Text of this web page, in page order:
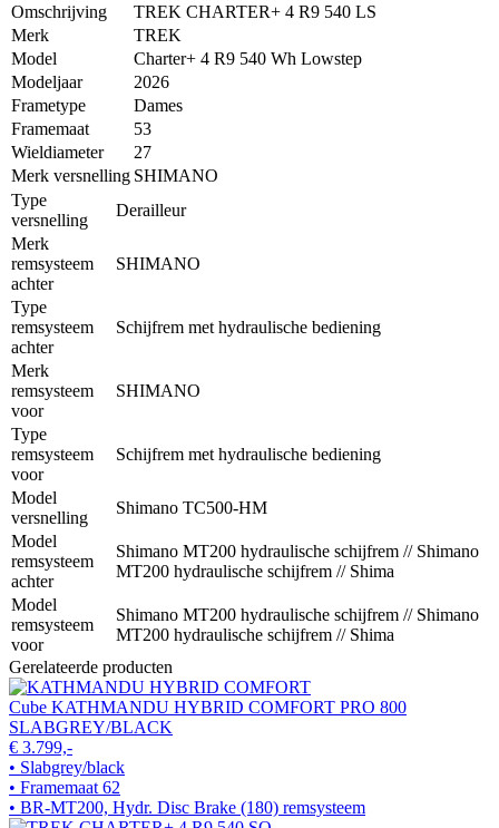
Omschrijving
TREK CHARTER+ 4 R9 540 LS
Merk
TREK
Model
Charter+ 4 R9 540 Wh Lowstep
Modeljaar
2026
Frametype
Dames
Framemaat
53
Wieldiameter
27
Merk versnelling SHIMANO
Type
versnelling
Derailleur
Merk
remsysteem
achter
SHIMANO
Type
remsysteem
achter
Schijfrem met hydraulische bediening
Merk
remsysteem
voor
SHIMANO
Type
remsysteem
voor
Schijfrem met hydraulische bediening
Model
versnelling
Shimano TC500-HM
Model
remsysteem
achter
Shimano MT200 hydraulische schijfrem // Shimano
MT200 hydraulische schijfrem // Shima
Model
remsysteem
voor
Shimano MT200 hydraulische schijfrem // Shimano
MT200 hydraulische schijfrem // Shima
Gerelateerde producten
Cube KATHMANDU HYBRID COMFORT PRO 800
SLABGREY/BLACK
€ 3.799,-
• Slabgrey/black
• Framemaat 62
• BR-MT200, Hydr. Disc Brake (180) remsysteem